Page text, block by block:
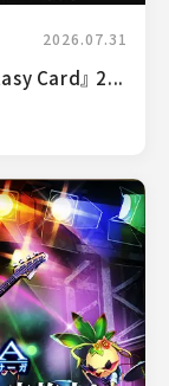
2026.07.31
Card』 2...